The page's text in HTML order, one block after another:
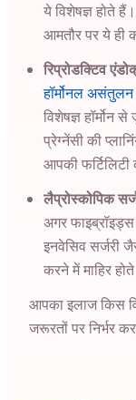
ये विशेषज्ञ होते
आमतौर पर ये ही
रिप्रोडक्टिव
हॉर्मोनल असंतुलन
विशेषज्ञ
प्रेग्नेंसी की
आपकी
लैप्रोस्कोपिक
अगर
इनवेसिव सर्जरी
करने में माहिर
आपका इलाज किस
जरूरतों पर निर्भर